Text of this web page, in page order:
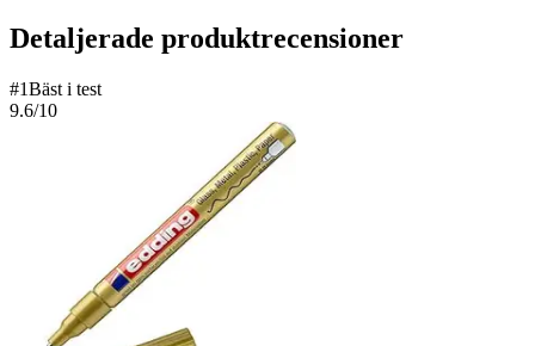
Detaljerade produktrecensioner
#1Bäst i test
9.6/10